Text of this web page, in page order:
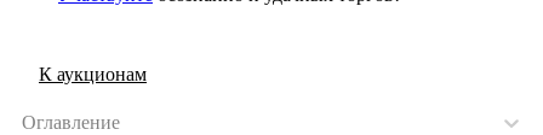
К аукционам
Оглавление